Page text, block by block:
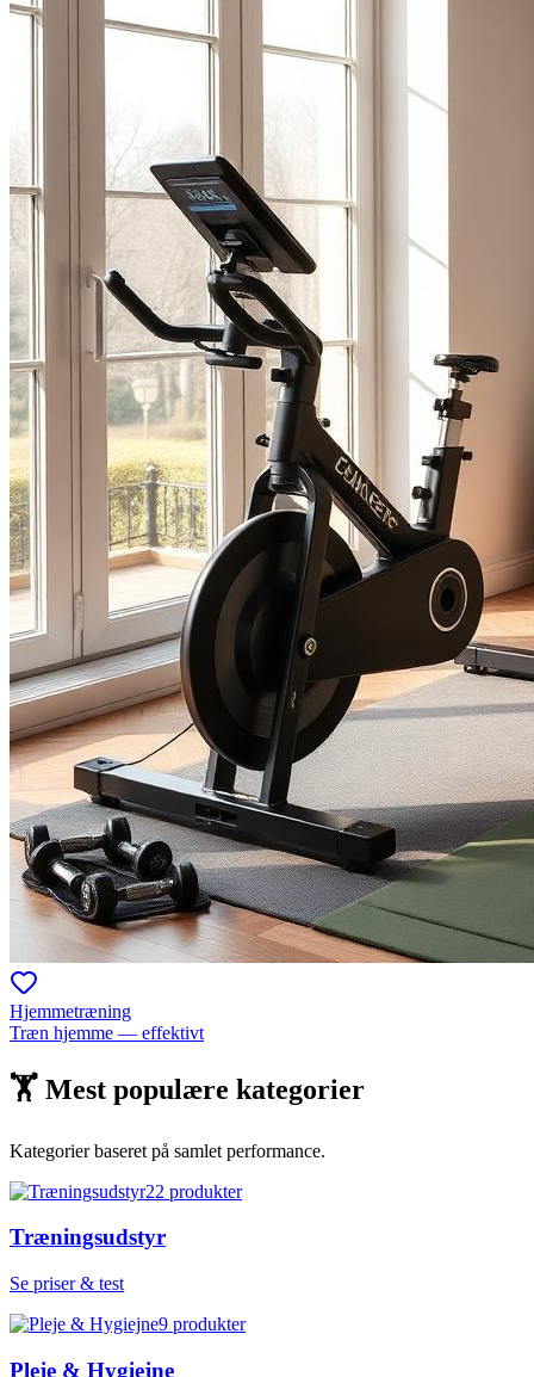
Hjemmetræning
Træn hjemme — effektivt
🏋 Mest populære kategorier
Kategorier baseret på samlet performance.
22 produkter
Træningsudstyr
Se priser & test
9 produkter
Pleje & Hygiejne